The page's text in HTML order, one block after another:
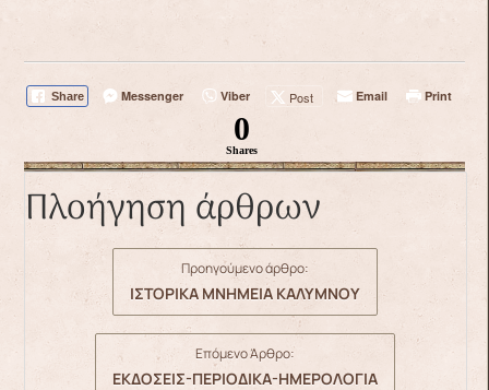
Share Messenger Viber Post Email Print
0
Shares
Πλοήγηση άρθρων
Προηγούμενο άρθρο:
ΙΣΤΟΡΙΚΑ ΜΝΗΜΕΙΑ ΚΑΛΥΜΝΟΥ
Επόμενο Άρθρο:
ΕΚΔΟΣΕΙΣ-ΠΕΡΙΟΔΙΚΑ-ΗΜΕΡΟΛΟΓΙΑ